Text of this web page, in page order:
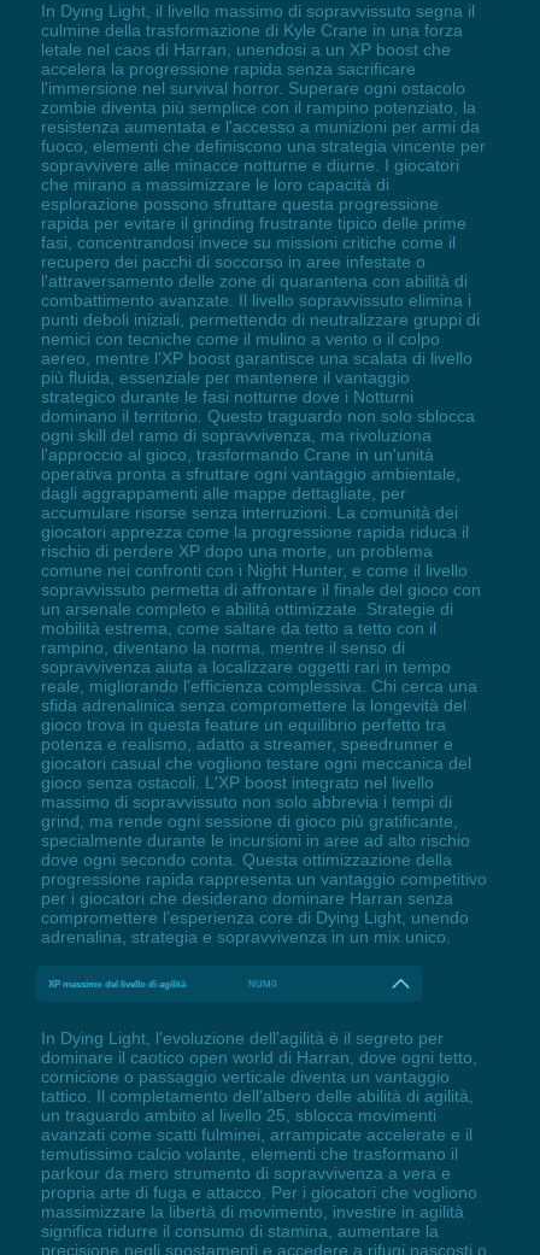
In Dying Light, il livello massimo di sopravvissuto segna il
culmine della trasformazione di Kyle Crane in una forza
letale nel caos di Harran, unendosi a un XP boost che
accelera la progressione rapida senza sacrificare
l'immersione nel survival horror. Superare ogni ostacolo
zombie diventa più semplice con il rampino potenziato, la
resistenza aumentata e l'accesso a munizioni per armi da
fuoco, elementi che definiscono una strategia vincente per
sopravvivere alle minacce notturne e diurne. I giocatori
che mirano a massimizzare le loro capacità di
esplorazione possono sfruttare questa progressione
rapida per evitare il grinding frustrante tipico delle prime
fasi, concentrandosi invece su missioni critiche come il
recupero dei pacchi di soccorso in aree infestate o
l'attraversamento delle zone di quarantena con abilità di
combattimento avanzate. Il livello sopravvissuto elimina i
punti deboli iniziali, permettendo di neutralizzare gruppi di
nemici con tecniche come il mulino a vento o il colpo
aereo, mentre l'XP boost garantisce una scalata di livello
più fluida, essenziale per mantenere il vantaggio
strategico durante le fasi notturne dove i Notturni
dominano il territorio. Questo traguardo non solo sblocca
ogni skill del ramo di sopravvivenza, ma rivoluziona
l'approccio al gioco, trasformando Crane in un'unità
operativa pronta a sfruttare ogni vantaggio ambientale,
dagli aggrappamenti alle mappe dettagliate, per
accumulare risorse senza interruzioni. La comunità dei
giocatori apprezza come la progressione rapida riduca il
rischio di perdere XP dopo una morte, un problema
comune nei confronti con i Night Hunter, e come il livello
sopravvissuto permetta di affrontare il finale del gioco con
un arsenale completo e abilità ottimizzate. Strategie di
mobilità estrema, come saltare da tetto a tetto con il
rampino, diventano la norma, mentre il senso di
sopravvivenza aiuta a localizzare oggetti rari in tempo
reale, migliorando l'efficienza complessiva. Chi cerca una
sfida adrenalinica senza compromettere la longevità del
gioco trova in questa feature un equilibrio perfetto tra
potenza e realismo, adatto a streamer, speedrunner e
giocatori casual che vogliono testare ogni meccanica del
gioco senza ostacoli. L'XP boost integrato nel livello
massimo di sopravvissuto non solo abbrevia i tempi di
grind, ma rende ogni sessione di gioco più gratificante,
specialmente durante le incursioni in aree ad alto rischio
dove ogni secondo conta. Questa ottimizzazione della
progressione rapida rappresenta un vantaggio competitivo
per i giocatori che desiderano dominare Harran senza
compromettere l'esperienza core di Dying Light, unendo
adrenalina, strategia e sopravvivenza in un mix unico.
XP massimo del livello di agilità NUM0
In Dying Light, l'evoluzione dell'agilità è il segreto per
dominare il caotico open world di Harran, dove ogni tetto,
cornicione o passaggio verticale diventa un vantaggio
tattico. Il completamento dell'albero delle abilità di agilità,
un traguardo ambito al livello 25, sblocca movimenti
avanzati come scatti fulminei, arrampicate accelerate e il
temutissimo calcio volante, elementi che trasformano il
parkour da mero strumento di sopravvivenza a vera e
propria arte di fuga e attacco. Per i giocatori che vogliono
massimizzare la libertà di movimento, investire in agilità
significa ridurre il consumo di stamina, aumentare la
precisione negli spostamenti e accedere a rifugi nascosti o